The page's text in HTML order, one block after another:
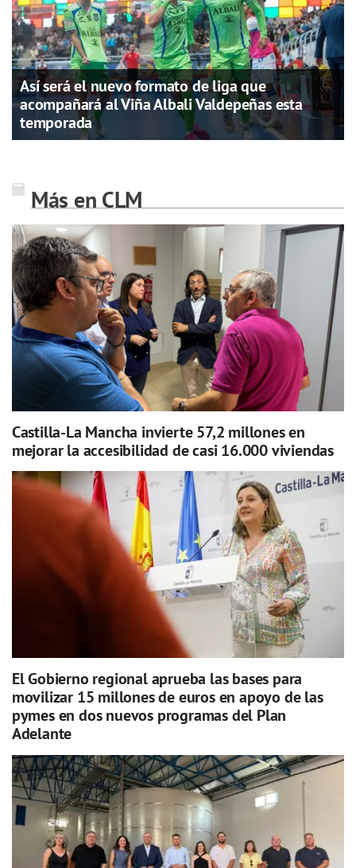
Así será el nuevo formato de liga que
acompañará al Viña Albali Valdepeñas esta
temporada
Más en CLM
Castilla-La Mancha invierte 57,2 millones en
mejorar la accesibilidad de casi 16.000 viviendas
El Gobierno regional aprueba las bases para
movilizar 15 millones de euros en apoyo de las
pymes en dos nuevos programas del Plan
Adelante